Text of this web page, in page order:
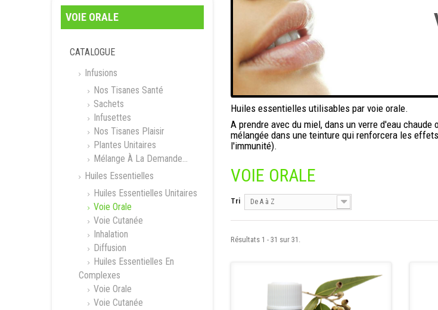
VOIE ORALE
CATALOGUE
Infusions
Nos Tisanes Santé
Sachets
Infusettes
Nos Tisanes Plaisir
Plantes Unitaires
Mélange À La Demande...
Huiles Essentielles
Huiles Essentielles Unitaires
Voie Orale
Voie Cutanée
Inhalation
Diffusion
Huiles Essentielles En
Complexes
Voie Orale
Voie Cutanée
Huiles essentielles utilisables par voie orale.
A prendre avec du miel, dans un verre d'eau
mélangée dans une teinture qui renforcera les
l'immunité).
VOIE ORALE
Tri De A à Z
Résultats 1 - 31 sur 31.